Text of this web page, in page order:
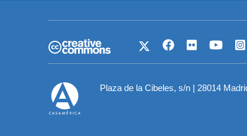
Plaza de la Cibeles, s/n | 28014